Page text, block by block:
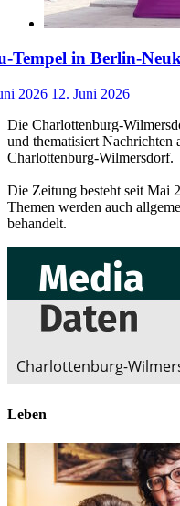
Tempel in Berlin-
2026 12. Juni 2026
Die Charlottenburg-
und thematisiert Nachrichten
Charlottenburg-Wilmersdorf.
Die Zeitung besteht seit Mai
Themen werden auch
behandelt.
Leben